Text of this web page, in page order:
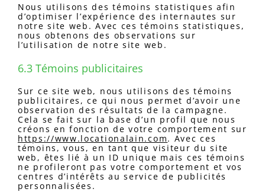
Nous utilisons des témoins statistiques afin
d’optimiser l’expérience des internautes sur
notre site web. Avec ces témoins statistiques,
nous obtenons des observations sur
l’utilisation de notre site web.
6.3 Témoins publicitaires
Sur ce site web, nous utilisons des témoins
publicitaires, ce qui nous permet d’avoir une
observation des résultats de la campagne.
Cela se fait sur la base d’un profil que nous
créons en fonction de votre comportement sur
https://www.locationalain.com. Avec ces
témoins, vous, en tant que visiteur du site
web, êtes lié à un ID unique mais ces témoins
ne profileront pas votre comportement et vos
centres d’intérêts au service de publicités
personnalisées.